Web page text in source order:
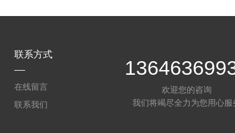
联系方式
在线留言
联系我们
欢迎您的咨询
我们将竭尽全力为您用心服